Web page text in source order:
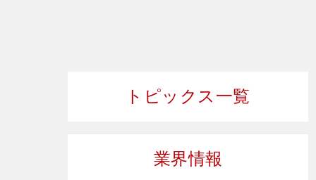
トピックス一覧
業界情報